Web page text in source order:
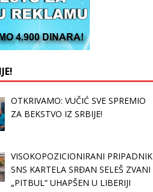
OTKRIVAMO: VUČIĆ SVE SPREMIO
ZA BEKSTVO IZ SRBIJE!
VISOKOPOZICIONIRANI PRIPADNIK
SNS KARTELA SRĐAN SELEŠ ZVANI
„PITBUL“ UHAPŠEN U LIBERIJI